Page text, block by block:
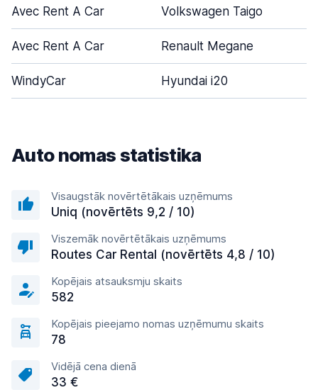
Avec Rent A Car Volkswagen Taigo
Avec Rent A Car Renault Megane
WindyCar Hyundai i20
Auto nomas statistika
Visaugstāk novērtētākais uzņēmums
Uniq (novērtēts 9,2 / 10)
Viszemāk novērtētākais uzņēmums
Routes Car Rental (novērtēts 4,8 / 10)
Kopējais atsauksmju skaits
582
Kopējais pieejamo nomas uzņēmumu skaits
78
Vidējā cena dienā
33 €